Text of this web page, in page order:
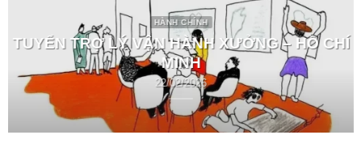
HÀNH CHÍNH
TUYỂN TRỢ LÝ VẬN HÀNH XƯỞNG – HỒ CHÍ
MINH
22/02/2026